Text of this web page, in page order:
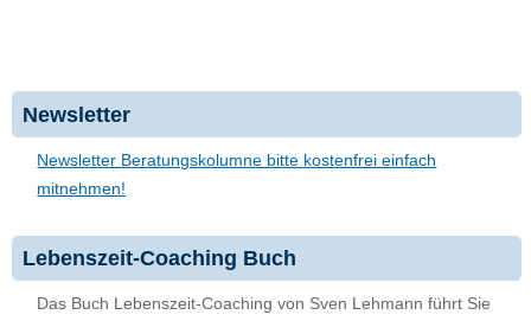
Newsletter
Newsletter Beratungskolumne bitte kostenfrei einfach
mitnehmen!
Lebenszeit-Coaching Buch
Das Buch Lebenszeit-Coaching von Sven Lehmann führt Sie